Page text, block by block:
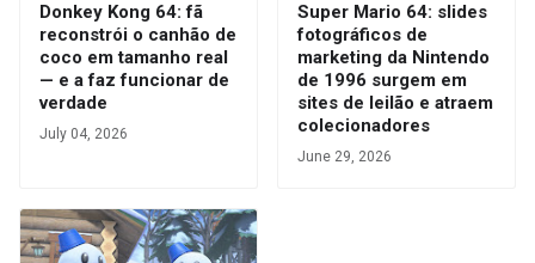
Donkey Kong 64: fã
reconstrói o canhão de
coco em tamanho real
— e a faz funcionar de
verdade
July 04, 2026
Super Mario 64: slides
fotográficos de
marketing da Nintendo
de 1996 surgem em
sites de leilão e atraem
colecionadores
June 29, 2026